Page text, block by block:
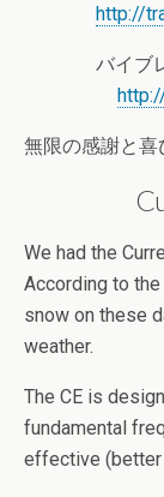
http://
バイブ
無限の感謝と喜
We had the
According to
snow on these
weather.
The CE is
fundamental
effective (better